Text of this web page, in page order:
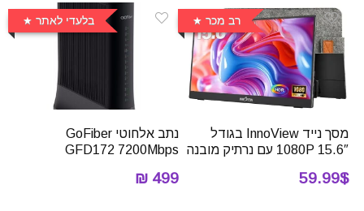
רב מכר
מסך נייד InnoView בגודל
15.6″ 1080P עם נרתיק מובנה
59.99$
בלעדי לאתר
נתב אלחוטי ‏GoFiber
GFD172 7200Mbps
499 ₪